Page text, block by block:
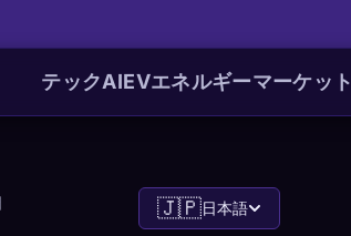
テックAIEVエネルギーマーケット
🇯🇵日本語